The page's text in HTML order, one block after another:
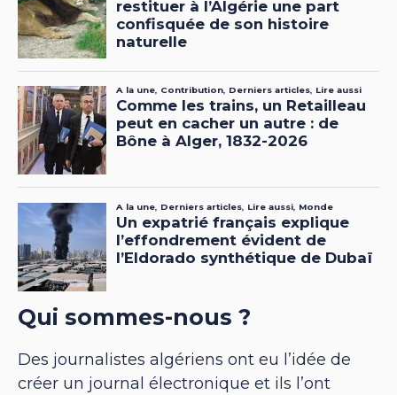
Qui sommes-nous ?
Des journalistes algériens ont eu l’idée de
créer un journal électronique et ils l’ont